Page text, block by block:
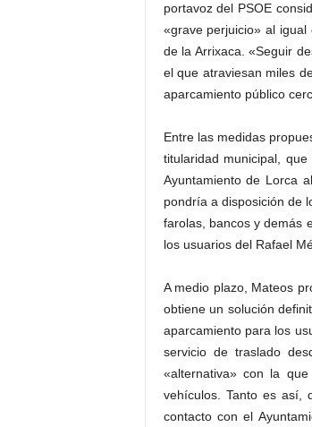
portavoz del PSOE
«grave perjuicio» al
de la Arrixaca. «Seguir
el que atraviesan miles
aparcamiento público
Entre las medidas
titularidad municipal,
Ayuntamiento de Lorca
pondría a disposición de
farolas, bancos y demás
los usuarios del Rafael
A medio plazo, Mateos
obtiene un solución
aparcamiento para los
servicio de traslado
«alternativa» con la
vehículos. Tanto es así,
contacto con el